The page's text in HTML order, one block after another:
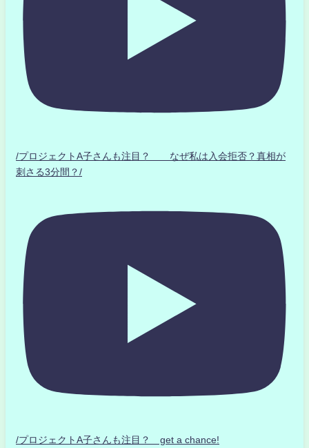
/プロジェクトA子さんも注目？ なぜ私は入会拒否？真相が
刺さる3分間？/
/プロジェクトA子さんも注目？ get a chance!